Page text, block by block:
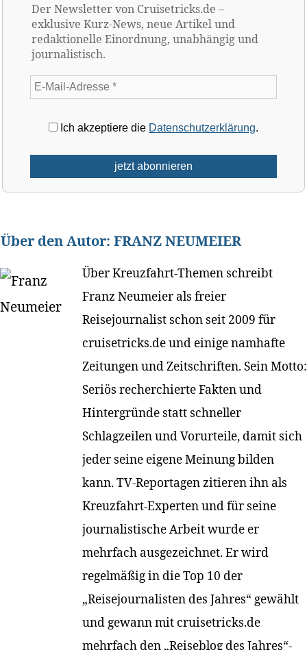
Der Newsletter von Cruisetricks.de –
exklusive Kurz-News, neue Artikel und
redaktionelle Einordnung, unabhängig und
journalistisch.
Ich akzeptiere die Datenschutzerklärung.
Über den Autor: FRANZ NEUMEIER
Über Kreuzfahrt-Themen schreibt
Franz Neumeier als freier
Reisejournalist schon seit 2009 für
cruisetricks.de und einige namhafte
Zeitungen und Zeitschriften. Sein Motto:
Seriös recherchierte Fakten und
Hintergründe statt schneller
Schlagzeilen und Vorurteile, damit sich
jeder seine eigene Meinung bilden
kann. TV-Reportagen zitieren ihn als
Kreuzfahrt-Experten und für seine
journalistische Arbeit wurde er
mehrfach ausgezeichnet. Er wird
regelmäßig in die Top 10 der
„Reisejournalisten des Jahres“ gewählt
und gewann mit cruisetricks.de
mehrfach den „Reiseblog des Jahres“-